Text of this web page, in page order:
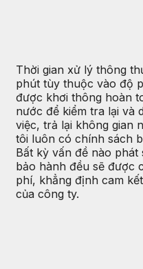
Thời gian xử lý thông
phút tùy thuộc vào độ
được khơi thông hoàn
nước để kiểm tra lại và
việc, trả lại không gian
tôi luôn có chính sách
Bất kỳ vấn đề nào
bảo hành đều sẽ được
phí, khẳng định cam
của công ty.